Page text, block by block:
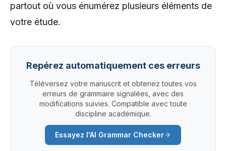
partout où vous énumérez plusieurs éléments de
votre étude.
Repérez automatiquement ces erreurs
Téléversez votre manuscrit et obtenez toutes vos
erreurs de grammaire signalées, avec des
modifications suivies. Compatible avec toute
discipline académique.
Essayez l'AI Grammar Checker